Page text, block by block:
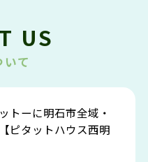
US
て
トーに明石市全域・
ピタットハウス西明